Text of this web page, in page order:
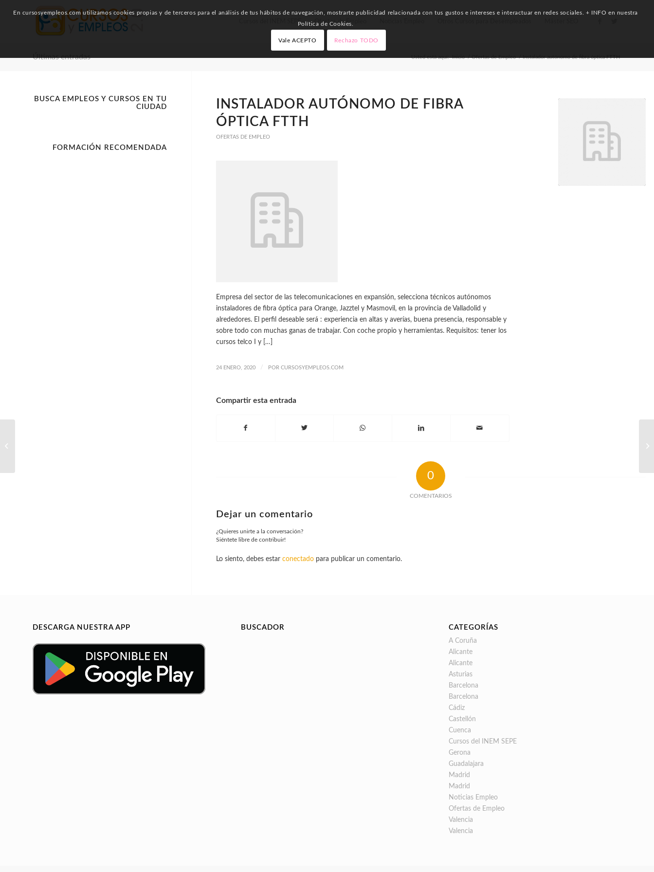
Cursos del INEM SEPE Ofertas de Empleo
Últimas entradas Usted está aquí: Inicio / Ofertas de Empleo / Instalador autónomo de fibra óptica FTTH
INSTALADOR AUTÓNOMO DE FIBRA
ÓPTICA FTTH
OFERTAS DE EMPLEO
Empresa del sector de las telecomunicaciones en expansión, selecciona técnicos autónomos
instaladores de fibra óptica para Orange, Jazztel y Masmovil, en la provincia de Valladolid y
alrededores. El perfil deseable será : experiencia en altas y averías, buena presencia, responsable y
sobre todo con muchas ganas de trabajar. Con coche propio y herramientas. Requisitos: tener los
cursos telco I y […]
24 ENERO, 2020 / POR CURSOSYEMPLEOS.COM
Compartir esta entrada
0
COMENTARIOS
Dejar un comentario
¿Quieres unirte a la conversación?
Siéntete libre de contribuir!
Lo siento, debes estar conectadopara publicar un comentario.
BUSCA EMPLEOS Y CURSOS EN TU
CIUDAD
FORMACIÓN RECOMENDADA
DESCARGA NUESTRA APP BUSCADOR CATEGORÍAS
A Coruña
Alicante
Alicante
Asturias
Barcelona
Barcelona
Cádiz
Castellón
Cuenca
Cursos del INEM SEPE
Gerona
Guadalajara
Madrid
Madrid
Noticias Empleo
Ofertas de Empleo
Valencia
Valencia
En cursosyempleos.com utilizamos cookies propias y de terceros para el análisis de tus hábitos de navegación, mostrarte publicidad relacionada con tus gustos e intereses e interactuar en redes sociales. + INFO en nuestra
Política de Cookies.
Vale ACEPTO Rechazo TODO